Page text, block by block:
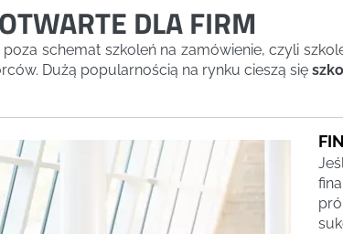
DLA FIRM
schemat szkoleń na zamówienie, czyli
Dużą popularnością na rynku cieszą się